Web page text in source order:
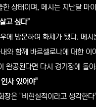
상태이며, 메시는 지난달 마
고 싶다"
에 방문하여 화제가 됐다. 메
와 함께 바르셀로나에 대한
완공된다면 다시 경기장에 돌
사 있어야"
장은 "비현실적이라고 생각한